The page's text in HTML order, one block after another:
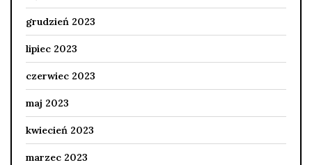
grudzień 2023
lipiec 2023
czerwiec 2023
maj 2023
kwiecień 2023
marzec 2023